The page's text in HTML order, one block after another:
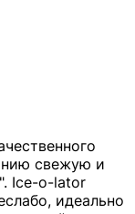
свежую и
Ice-o-lator
идеально